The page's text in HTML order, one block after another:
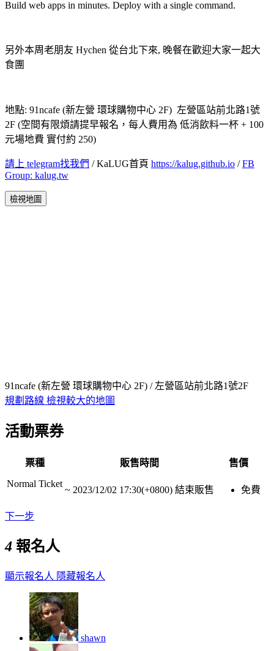
Build web apps in minutes. Deploy with a single command.
另外本周老朋友 Hychen 從台北下來, 晚餐在歡迎大家一起大
食團
地點: 91ncafe (新左營 環球購物中心 2F) 左營區站前北路1號
2F (空間有限煩請提早報名，每人費用為 低消飲料一杯 + 100
元場地費 實付約 250)
請上 telegram找我們 / KaLUG首頁 https://kalug.github.io /FB
Group: kalug.tw
檢視地圖
91ncafe (新左營 環球購物中心 2F) / 左營區站前北路1號2F
規劃路線 檢視較大的地圖
活動票券
票種 販售時間
售價
Normal Ticket
~ 2023/12/02 17:30(+0800) 結束販售 免費
下一步
4 報名人
顯示報名人 隱藏報名人
shawn